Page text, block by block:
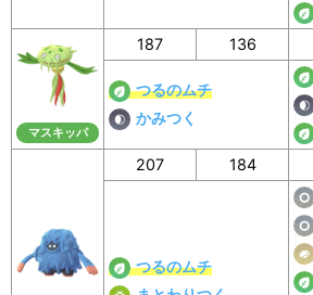
マスキッパ
187 136
つるのムチ
かみつく
207
184
つるのムチ